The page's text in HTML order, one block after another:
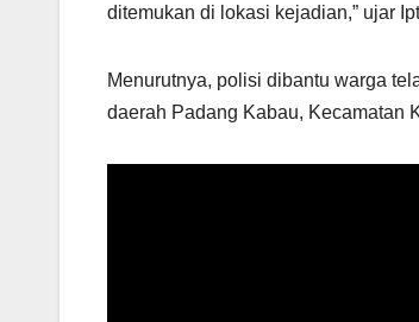
ditemukan di lokasi kejadian,” ujar
Menurutnya, polisi dibantu warga
daerah Padang Kabau, Kecamatan